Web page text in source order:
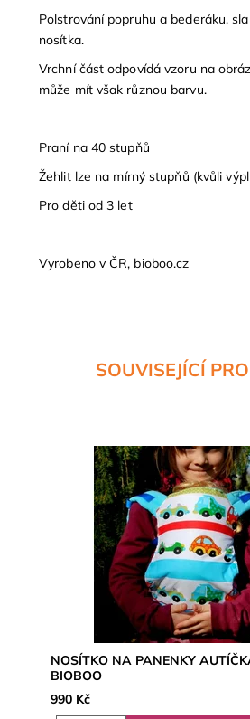
Polstrování popruhu a bederáku,
nosítka.
Vrchní část odpovídá vzoru na
může mít však různou barvu.
Praní na 40 stupňů
Žehlit lze na mírný stupňů (kvůli
Pro děti od 3 let
Vyrobeno v ČR, bioboo.cz
SOUVISEJÍCÍ
NOSÍTKO NA PANENKY
BIOBOO
990 Kč